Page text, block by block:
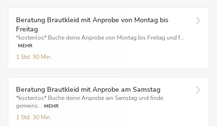
Beratung Brautkleid mit Anprobe von Montag bis
Freitag
*kostenlos* Buche deine Anprobe von Montag bis Freitag und f...
MEHR
1 Std. 30 Min.
Beratung Brautkleid mit Anprobe am Samstag
*kostenlos* Buche deine Anprobe am Samstag und finde
gemeins... MEHR
1 Std. 30 Min.